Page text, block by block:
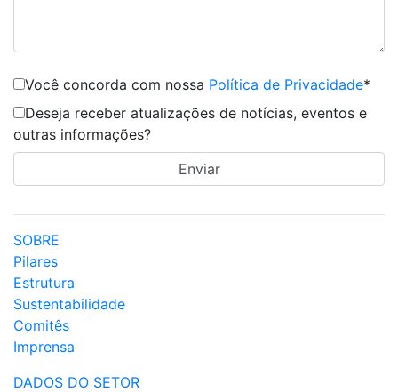
Você concorda com nossa Política de Privacidade*
Deseja receber atualizações de notícias, eventos e
outras informações?
SOBRE
Pilares
Estrutura
Sustentabilidade
Comitês
Imprensa
DADOS DO SETOR